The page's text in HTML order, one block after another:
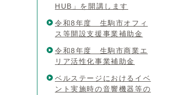
HUB」を開講します
令和8年度 生駒市オフィ
ス等開設支援事業補助金
令和8年度 生駒市商業エ
リア活性化事業補助金
ベルステージにおけるイベ
ント実施時の音響機器等の